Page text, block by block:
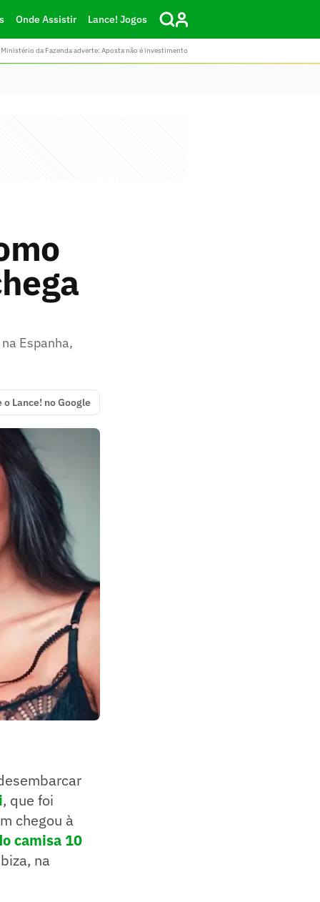
Onde Assistir Lance! Jogos
da Fazenda adverte: Aposta não é investimento
Espanha,
o Lance! no Google
, que foi
chegou à
camisa 10
na